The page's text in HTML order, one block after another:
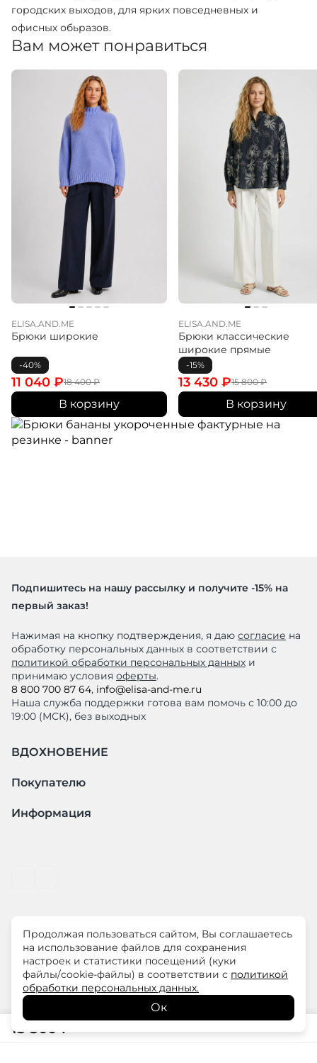
15 500 ₽
городских выходов, для ярких повседневных и
офисных обьразов.
Вам может понравиться
ELISA.AND.ME
Брюки широкие
-40%
18 400₽
11 040 ₽
В корзину
ELISA.AND.ME
Брюки классические
широкие прямые
-15%
15 800₽
13 430 ₽
В корзину
Подпишитесь на нашу рассылку и получите -15% на
первый заказ!
Нажимая на кнопку подтверждения, я даю согласие на
обработку персональных данных в соответствии с
политикой обработки персональных данных и
принимаю условия оферты.
8 800 700 87 64, info@elisa-and-me.ru
Наша служба поддержки готова вам помочь с 10:00 до
19:00 (МСК), без выходных
ВДОХНОВЕНИЕ
Покупателю
Информация
© ООО "ЛиМ Холдинг" 2026
ELISA.AND.ME – элегантная премиум одежда для
современных женщин
Продолжая пользоваться сайтом, Вы соглашаетесь
на использование файлов для сохранения
настроек и статистики посещений (куки
файлы/cookie-файлы) в соответствии с политикой
обработки персональных данных.
Ок